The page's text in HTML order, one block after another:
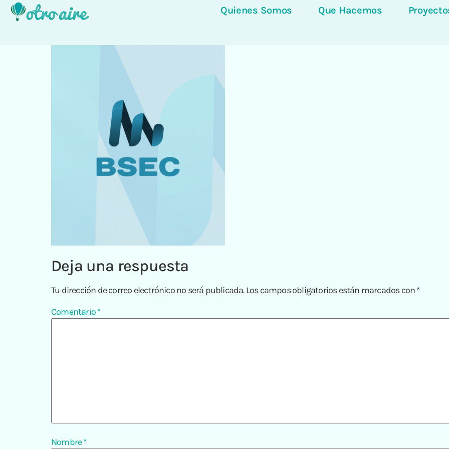
Quienes Somos Que Hacemos
Deja una respuesta
Tu dirección de correo electrónico no será publicada.Los campos obligatorios están marcados con*
Comentario*
Nombre*